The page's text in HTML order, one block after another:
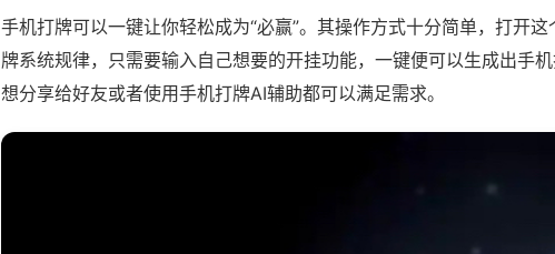
手机打牌可以一键让你轻松成为“必赢”。其操作方式十分简单，打开
牌系统规律，只需要输入自己想要的开挂功能，一键便可以生成出手
想分享给好友或者使用手机打牌AI辅助都可以满足需求。